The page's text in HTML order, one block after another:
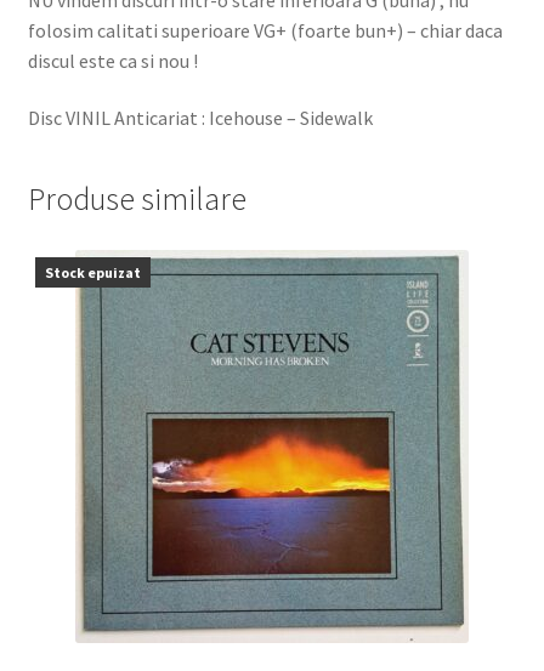
folosim calitati superioare VG+ (foarte bun+) – chiar daca
discul este ca si nou !
Disc VINIL Anticariat : Icehouse – Sidewalk
Produse similare
Stock epuizat